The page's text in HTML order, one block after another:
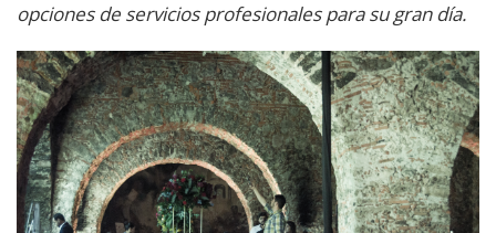
opciones de servicios profesionales para su gran día.